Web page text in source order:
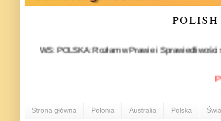
NEWS: POLSKA: Rozłam w Prawie i Sprawiedliwości stał
Strona główna Polonia Australia Polska